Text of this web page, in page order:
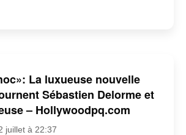
La luxueuse nouvelle
Sébastien Delorme et
– Hollywoodpq.com
juillet à 22:37